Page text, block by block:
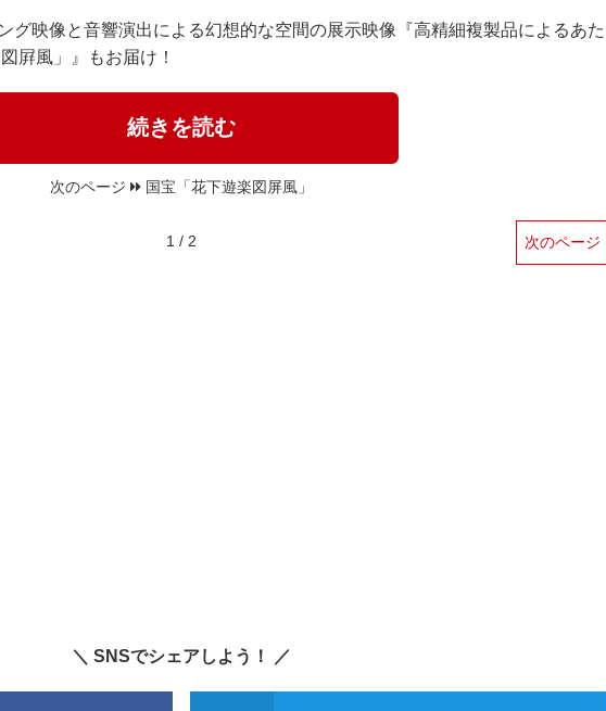
グ映像と音響演出による幻想的な空間の展示映像『高精細複製品によるあた
屛風」』もお届け！
続きを読む
次のページ 国宝「花下遊楽図屏風」
1 / 2 次のページ
＼ SNSでシェアしよう！ ／